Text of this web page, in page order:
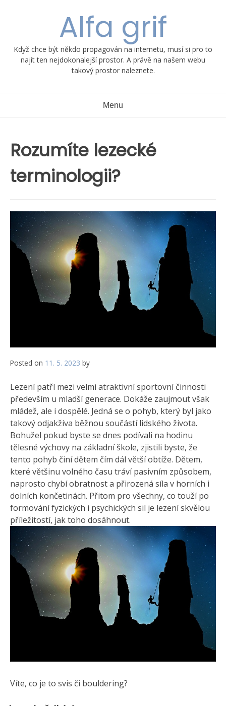
Alfa grif
Když chce být někdo propagován na internetu, musí si pro to
najít ten nejdokonalejší prostor. A právě na našem webu
takový prostor naleznete.
Menu
Rozumíte lezecké
terminologii?
Posted on 11. 5. 2023 by
Lezení patří mezi velmi atraktivní sportovní činnosti
především u mladší generace. Dokáže zaujmout však
mládež, ale i dospělé. Jedná se o pohyb, který byl jako
takový odjakživa běžnou součástí lidského života.
Bohužel pokud byste se dnes podívali na hodinu
tělesné výchovy na základní škole, zjistili byste, že
tento pohyb činí dětem čím dál větší obtíže. Dětem,
které většinu volného času tráví pasivním způsobem,
naprosto chybí obratnost a přirozená síla v horních i
dolních končetinách. Přitom pro všechny, co touží po
formování fyzických i psychických sil je lezení skvělou
příležitostí, jak toho dosáhnout.
Víte, co je to svis či bouldering?